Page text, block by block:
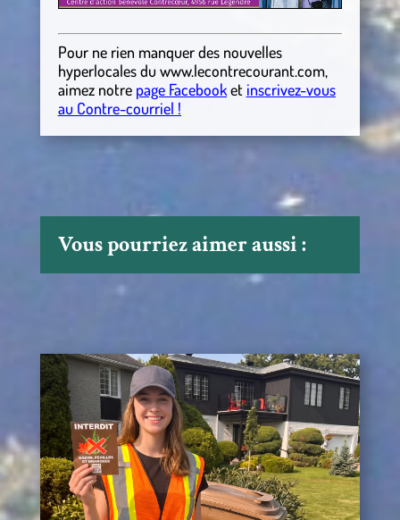
Pour ne rien manquer des nouvelles
hyperlocalesdu www.lecontrecourant.com,
aimez notre page Facebooket inscrivez-vous
au Contre-courriel !
Vous pourriez aimer aussi :